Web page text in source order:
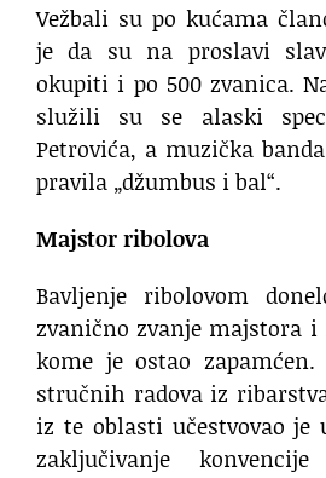
Vežbali su po kućama
je da su na proslavi
okupiti i po 500 zvanica.
služili su se alaski
Petrovića, a muzička
pravila „džumbus i bal“.
Majstor ribolova
Bavljenje ribolovom
zvanično zvanje majstora i
kome je ostao
stručnih radova iz
iz te oblasti učestvovao je
zaključivanje